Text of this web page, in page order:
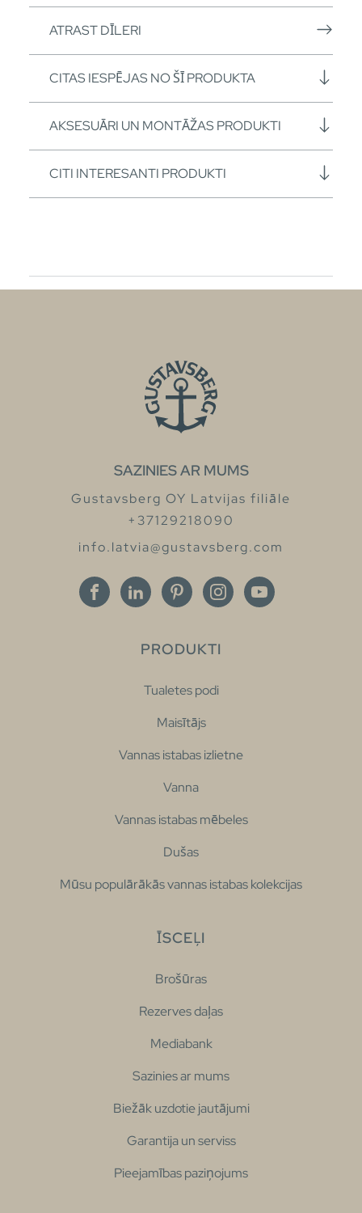
ATRAST DĪLERI
CITAS IESPĒJAS NO ŠĪ PRODUKTA
AKSESUĀRI UN MONTĀŽAS PRODUKTI
CITI INTERESANTI PRODUKTI
SAZINIES AR MUMS
Gustavsberg OY Latvijas filiāle
+37129218090
info.latvia@gustavsberg.com
PRODUKTI
Tualetes podi
Maisītājs
Vannas istabas izlietne
Vanna
Vannas istabas mēbeles
Dušas
Mūsu populārākās vannas istabas kolekcijas
ĪSCEĻI
Brošūras
Rezerves daļas
Mediabank
Sazinies ar mums
Biežāk uzdotie jautājumi
Garantija un serviss
Pieejamības paziņojums